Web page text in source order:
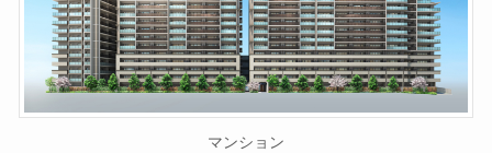
マンション